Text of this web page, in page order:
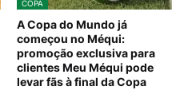
COPA
A Copa do Mundo já
começou no Méqui:
promoção exclusiva para
clientes Meu Méqui pode
levar fãs à final da Copa